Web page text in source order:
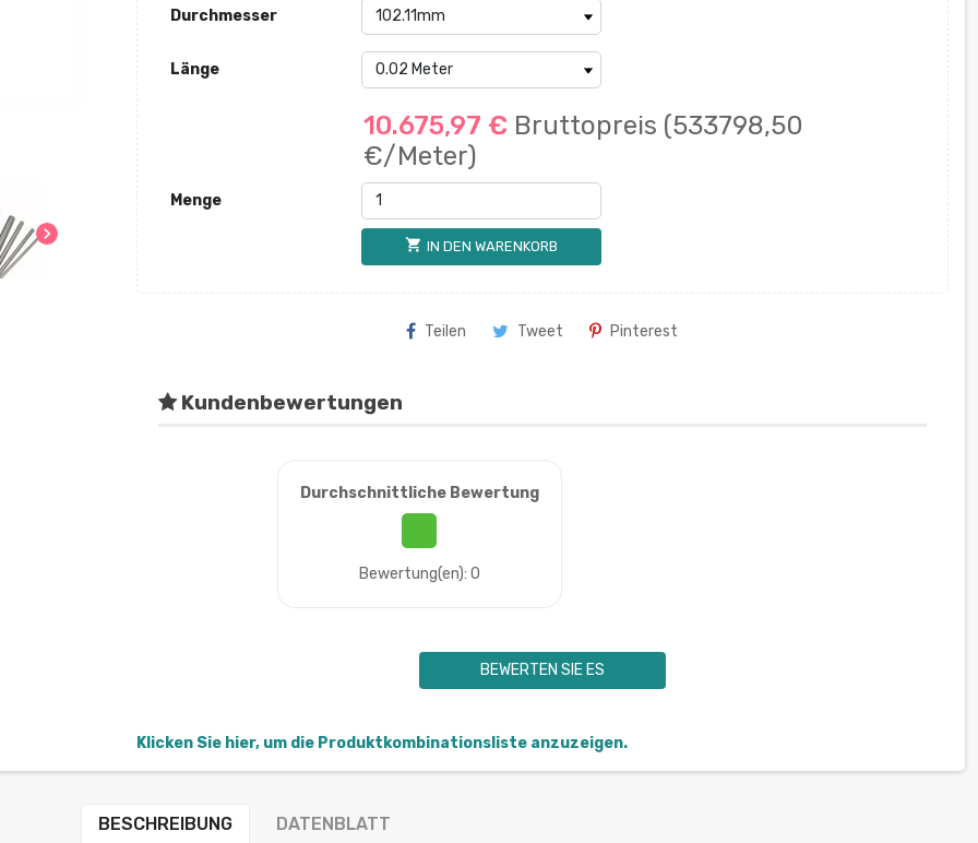
chevron_right
Durchmesser
Länge
10.675,97 € Bruttopreis (533798,50
€/Meter)
Menge
shopping_cart IN DEN WARENKORB
Teilen Tweet Pinterest
Kundenbewertungen
Durchschnittliche Bewertung
Bewertung(en): 0
BEWERTEN SIE ES
Klicken Sie hier, um die Produktkombinationsliste anzuzeigen.
BESCHREIBUNG DATENBLATT